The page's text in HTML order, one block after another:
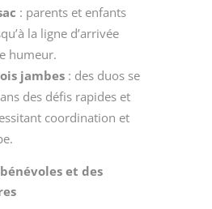
: parents et enfants
la ligne d’arrivée
humeur.
jambes: des duos se
des défis rapides et
coordination et
et des